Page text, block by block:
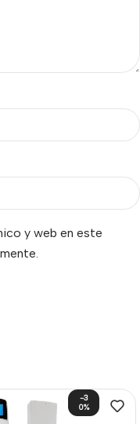
y web en este
-3
0%